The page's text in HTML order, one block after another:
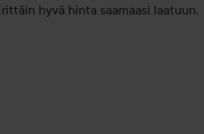
hyvä hinta saamaasi laatuun.